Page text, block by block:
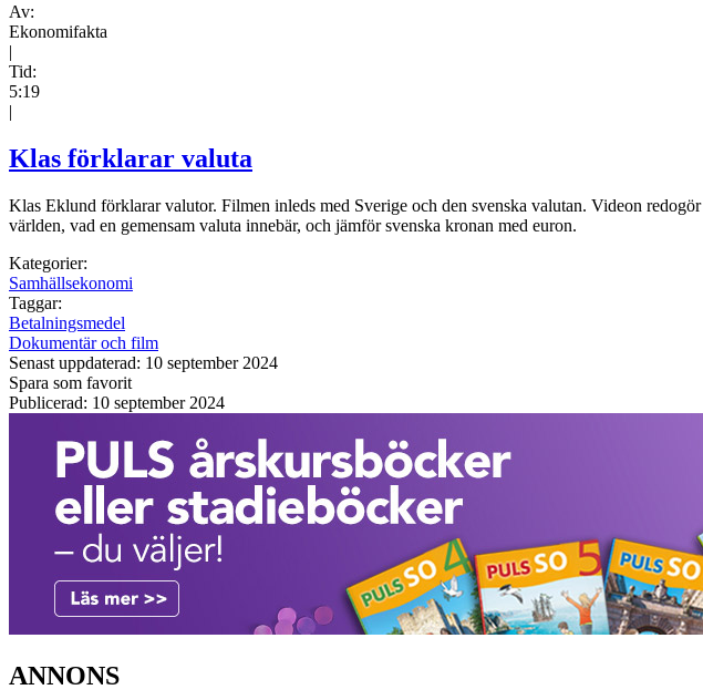
Av:
Ekonomifakta
|
Tid:
5:19
|
Klas förklarar valuta
Klas Eklund förklarar valutor. Filmen inleds med Sverige och den svenska valutan. Videon
världen, vad en gemensam valuta innebär, och jämför svenska kronan med euron.
Kategorier:
Samhällsekonomi
Taggar:
Betalningsmedel
Dokumentär och film
Senast uppdaterad: 10 september 2024
Spara som favorit
Publicerad: 10 september 2024
ANNONS